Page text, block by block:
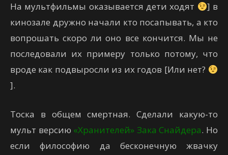
На мультфильмы оказывается дети ходят
] в
кинозале дружно начали кто посапывать, а кто
вопрошать скоро ли оно все кончится. Мы не
последовали их примеру только потому, что
вроде как подвыросли из их годов [Или нет?
].
Тоска в общем смертная. Сделали какую-то
мульт версию «Хранителей» Зака Снайдера. Но
если философию да бесконечную жвачку